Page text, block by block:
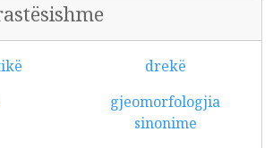
drekë
gjeomorfologjia
sinonime